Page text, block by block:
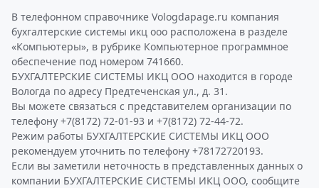
В телефонном справочнике Vologdapage.ru компания
бухгалтерские системы икц ооо расположена в разделе
«Компьютеры», в рубрике Компьютерное программное
обеспечение под номером 741660.
БУХГАЛТЕРСКИЕ СИСТЕМЫ ИКЦ ООО находится в городе
Вологда по адресу Предтеченская ул., д. 31.
Вы можете связаться с представителем организации по
телефону +7(8172) 72-01-93 и +7(8172) 72-44-72.
Режим работы БУХГАЛТЕРСКИЕ СИСТЕМЫ ИКЦ ООО
рекомендуем уточнить по телефону +78172720193.
Если вы заметили неточность в представленных данных о
компании БУХГАЛТЕРСКИЕ СИСТЕМЫ ИКЦ ООО, сообщите